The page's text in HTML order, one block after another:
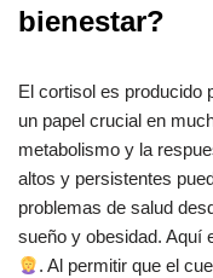
bienestar?
El cortisol es producido
un papel crucial en
metabolismo y la
altos y persistentes
problemas de salud
sueño y obesidad. Aquí
. Al permitir que el